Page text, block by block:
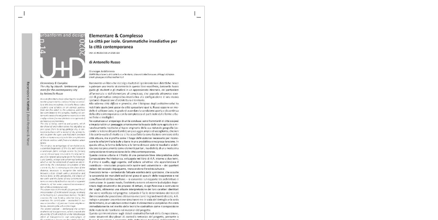
Petruccioli
ricerca di morfologia urbana in Italia : tradizione e futuro